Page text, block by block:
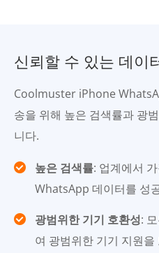
신뢰할 수 있는 데이
Coolmuster iPhone
송을 위해 높은 검색률과 광
니다.
높은 검색률: 업계에서
WhatsApp 데이터를 성
광범위한 기기 호환성:
여 광범위한 기기 지원을